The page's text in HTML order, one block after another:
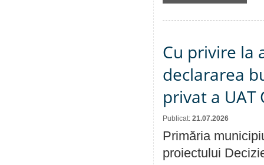
Cu privire la
declararea
privat a UAT
Publicat: 21.07.2026
Primăria
proiectului